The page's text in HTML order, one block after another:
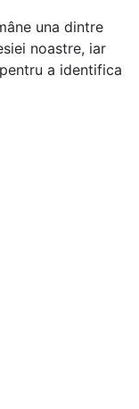
una dintre
noastre, iar
a identifica